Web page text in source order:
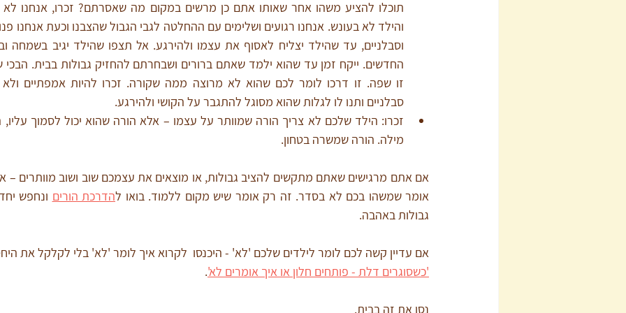
סבלניים ותנו לו לגלות שהוא מסוגל להתגבר על הקושי ולהירגע.
מילה. הורה שמשרה בטחון.
אומר שמשהו בכם לא בסדר. זה רק אומר שיש מקום ללמוד. בואו להדרכת הורים
גבולות באהבה.
אם עדיין קשה לכם לומר לילדים שלכם 'לא' - היכנסו  לקרוא איך לומר 'לא' בלי לקלקל את
'כשסוגרים דלת - פותחים חלון או איך אומרים לא'.
נסו את זה בבית.